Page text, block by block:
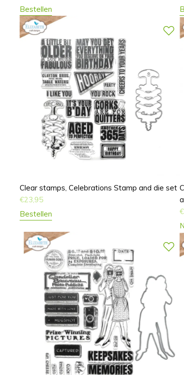
Bestellen
Clear stamps, Celebrations Stamp and die set
€23,95
Bestellen
€